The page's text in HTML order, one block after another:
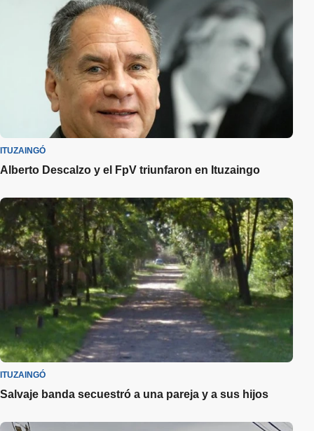
ITUZAINGÓ
Alberto Descalzo y el FpV triunfaron en Ituzaingo
ITUZAINGÓ
Salvaje banda secuestró a una pareja y a sus hijos